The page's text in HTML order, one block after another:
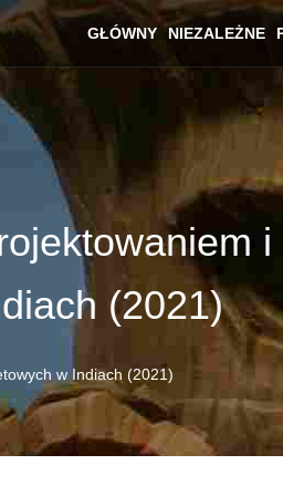
GŁÓWNY NIEZALEŻNE
i
(2021)
w Indiach (2021)